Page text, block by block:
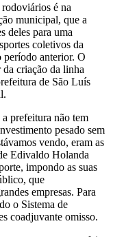
é na
municipal, que a
deles para uma
coletivos da
período anterior. O
criação da linha
de São Luís
prefeitura não tem
pesado sem
vendo, eram as
Edivaldo Holanda
impondo as suas
que
empresas. Para
o Sistema de
coadjuvante omisso.